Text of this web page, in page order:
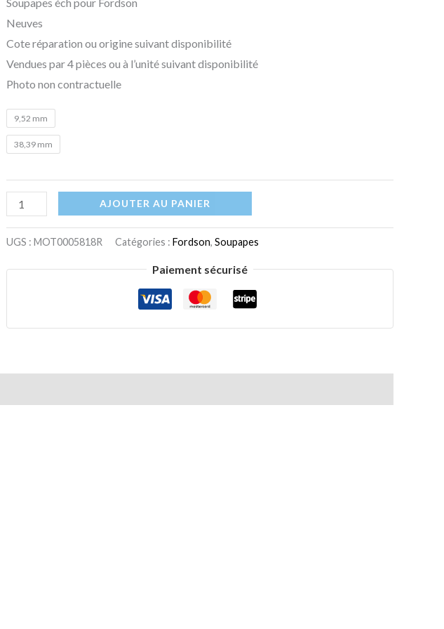
Neuves
Cote réparation ou origine suivant disponibilité
Vendues par 4 pièces ou à l’unité suivant disponibilité
Photo non contractuelle
9,52 mm
38,39 mm
AJOUTER AU PANIER
UGS : MOT0005818R Catégories : Fordson, Soupapes
Paiement sécurisé